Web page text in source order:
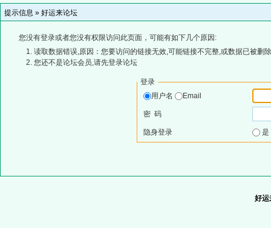
提示信息 » 好运来论坛
您没有登录或者您没有权限访问此页面，可能有如下几个原因:
读取数据错误,原因：您要访问的链接无效,可能链接不完整,或数据已被删
您还不是论坛会员,请先登录论坛
登录
用户名
Email
密 码
隐身登录
好